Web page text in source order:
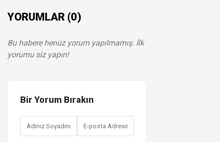
YORUMLAR (0)
Bu habere henüz yorum yapılmamış. İlk
yorumu siz yapın!
Bir Yorum Bırakın